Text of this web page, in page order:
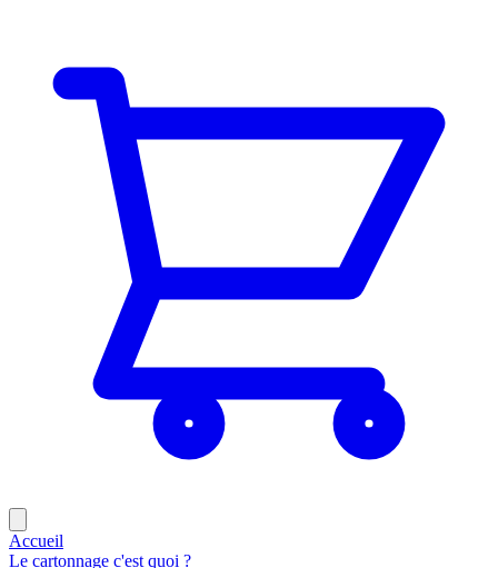
Accueil
Le cartonnage c'est quoi ?